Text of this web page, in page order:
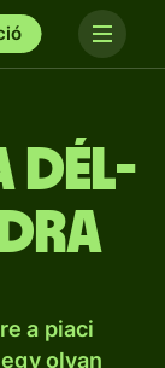
dél-
a piaci
olyan